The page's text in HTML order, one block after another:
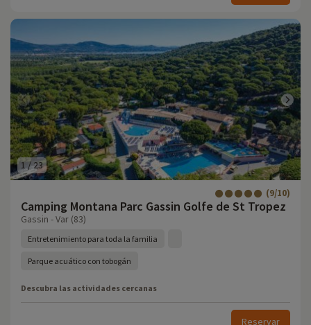
1 /23
Camping Montana Parc Gassin Golfe de St Tropez
(9/10)
Gassin - Var (83)
Entretenimiento para toda la familia
Parque acuático con tobogán
Descubra las actividades cercanas
Reservar